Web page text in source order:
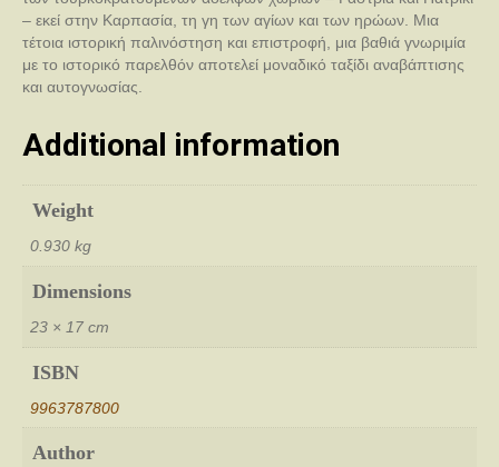
– εκεί στην Καρπασία, τη γη των αγίων και των ηρώων. Μια
τέτοια ιστορική παλινόστηση και επιστροφή, μια βαθιά γνωριμία
με το ιστορικό παρελθόν αποτελεί μοναδικό ταξίδι αναβάπτισης
και αυτογνωσίας.
Additional information
Weight
0.930 kg
Dimensions
23 × 17 cm
ISBN
9963787800
Author